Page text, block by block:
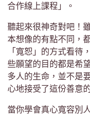
合作線上課程」。
聽起來很神奇對吧！
本想像的有點不同，
「寬恕」的方式看待
些願望的目的都是希
多人的生命，並不是
心地接受了這份善意
當你學會真心寬容別